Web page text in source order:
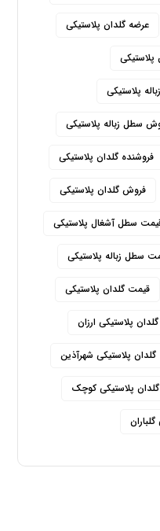
عرضه گلدان پلاستیکی
پلاستیکی
سطل زباله پلاستیکی
فروشنده گلدان پلاستیکی
فروش گلدان پلاستیکی
سطل آشغال پلاستیکی
سطل زباله پلاستیکی
قیمت گلدان پلاستیکی
گلدان پلاستیکی ارزان
گلدان پلاستیکی شهرآذین
گلدان پلاستیکی کوچک